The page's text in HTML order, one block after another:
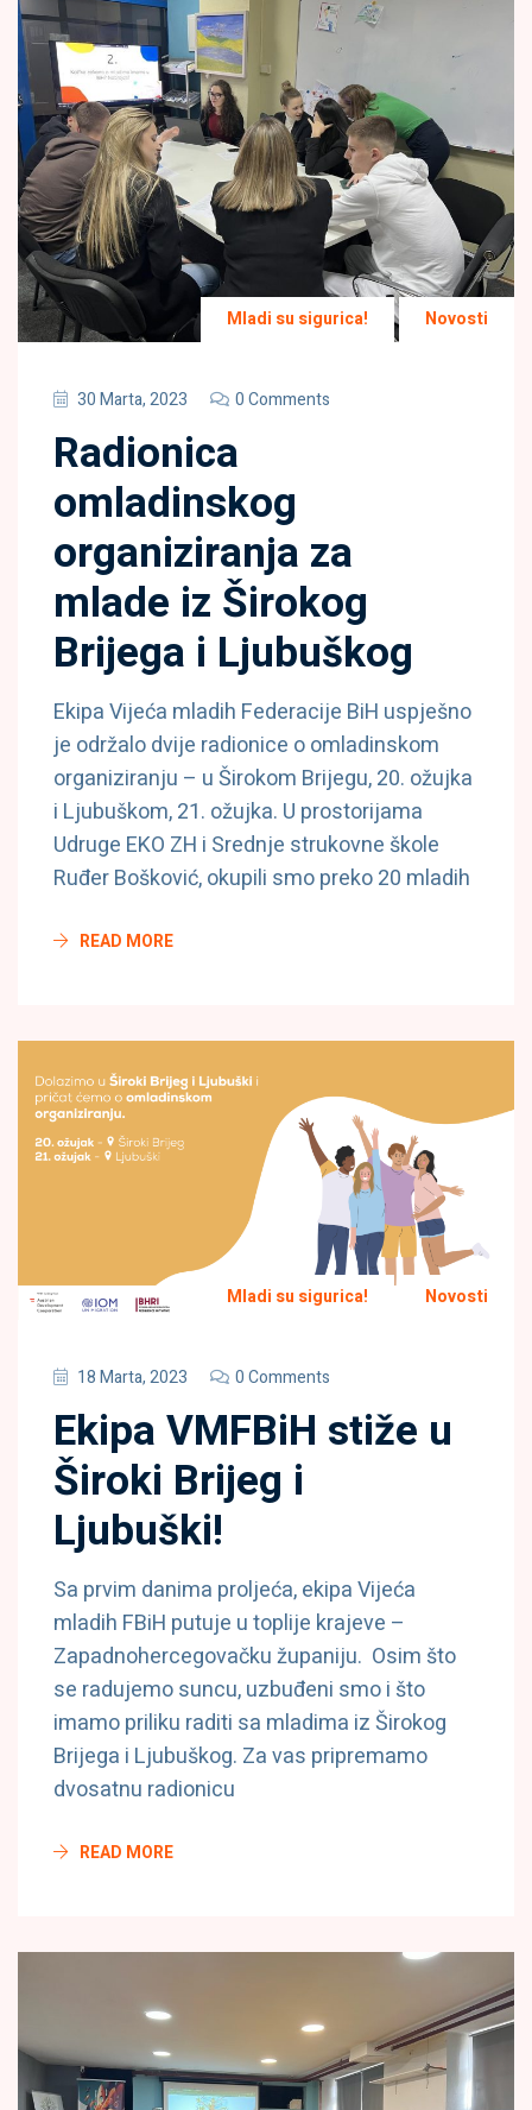
Mladi su sigurica! Novosti
30 Marta, 2023 0 Comments
Radionica
omladinskog
organiziranja za
mlade iz Širokog
Brijega i Ljubuškog
Ekipa Vijeća mladih Federacije BiH uspješno
je održalo dvije radionice o omladinskom
organiziranju – u Širokom Brijegu, 20. ožujka
i Ljubuškom, 21. ožujka. U prostorijama
Udruge EKO ZH i Srednje strukovne škole
Ruđer Bošković, okupili smo preko 20 mladih
READ MORE
Mladi su sigurica! Novosti
18 Marta, 2023 0 Comments
Ekipa VMFBiH stiže u
Široki Brijeg i
Ljubuški!
Sa prvim danima proljeća, ekipa Vijeća
mladih FBiH putuje u toplije krajeve –
Zapadnohercegovačku županiju. Osim što
se radujemo suncu, uzbuđeni smo i što
imamo priliku raditi sa mladima iz Širokog
Brijega i Ljubuškog. Za vas pripremamo
dvosatnu radionicu
READ MORE